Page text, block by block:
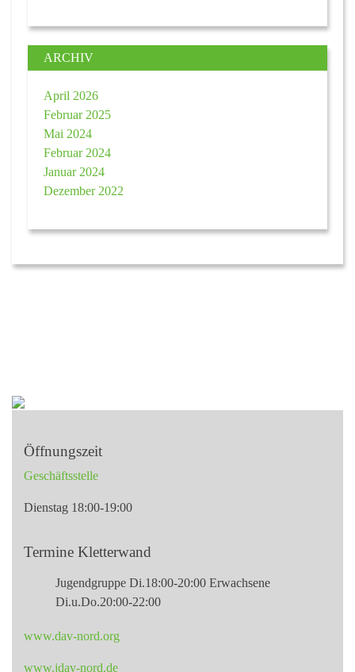
ARCHIV
April 2026
Februar 2025
Mai 2024
Februar 2024
Januar 2024
Dezember 2022
Öffnungszeit
Geschäftsstelle
Dienstag 18:00-19:00
Termine Kletterwand
Jugendgruppe Di.18:00-20:00 Erwachsene
Di.u.Do.20:00-22:00
www.dav-nord.org
www.jdav-nord.de